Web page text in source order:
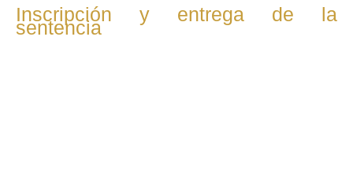
Inscripción y entrega de la
sentencia